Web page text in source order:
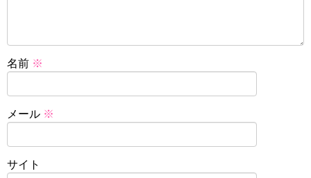
名前 ※
メール ※
サイト